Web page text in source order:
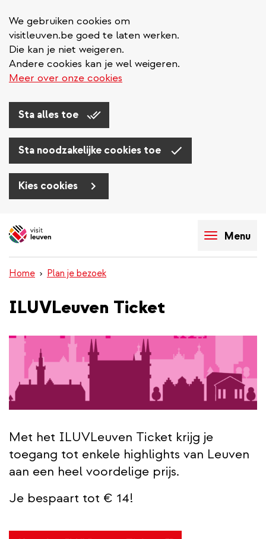
We gebruiken cookies om
visitleuven.be goed te laten werken.
Die kan je niet weigeren.
Andere cookies kan je wel weigeren.
Meer over onze cookies
Sta alles toe
Sta noodzakelijke cookies toe
Kies cookies
en
inhoud
Menu
Home Plan je bezoek
ILUVLeuven Ticket
Met het ILUVLeuven Ticket krijg je
toegang tot enkele highlights van Leuven
aan een heel voordelige prijs.
Je bespaart tot € 14!